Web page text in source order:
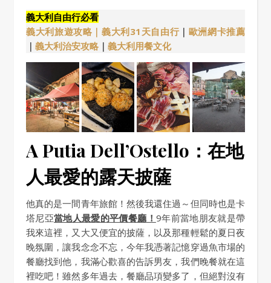
義大利自由行必看
義大利旅遊攻略｜義大利31天自由行｜ 歐洲網卡推薦
｜ 義大利治安攻略 ｜ 義大利用餐文化
A Putia Dell’Ostello：在地
人最愛的露天披薩
他真的是一間青年旅館！然後我還住過～但同時也是卡
塔尼亞當地人最愛的平價餐廳！ 9年前當地朋友就是帶
我來這裡，又大又便宜的披薩，以及那種輕鬆的夏日夜
晚氛圍，讓我念念不忘，今年我憑著記憶穿過魚市場的
餐廳找到他，我滿心歡喜的告訴男友，我們晚餐就在這
裡吃吧！雖然多年過去，餐廳品項變多了，但絕對沒有